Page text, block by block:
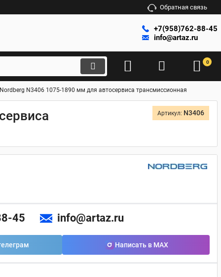
Обратная связь
+7(958)762-88-45
info@artaz.ru
0
N3406 1075-1890 мм для автосервиса трансмиссионная
Артикул: N3406
45 info@artaz.ru
Написать в MAX